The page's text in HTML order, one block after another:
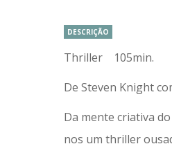
DESCRIÇÃO
Thriller 105min.
De Steven Knight
Da mente criativa
nos um thriller